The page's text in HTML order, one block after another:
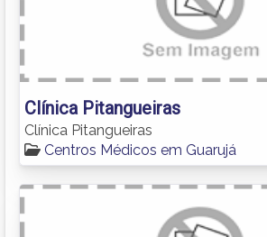
Clínica Pitangueiras
Clínica Pitangueiras
Centros Médicos em Guarujá